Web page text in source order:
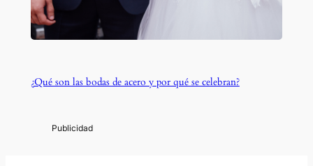
¿Qué son las bodas de acero y por qué se celebran?